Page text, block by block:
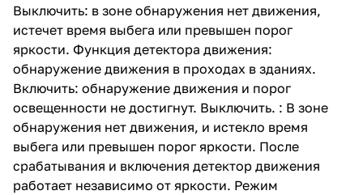
Выключить: в зоне обнаружения нет движения,
истечет время выбега или превышен порог
яркости. Функция детектора движения:
обнаружение движения в проходах в зданиях.
Включить: обнаружение движения и порог
освещенности не достигнут. Выключить. : В зоне
обнаружения нет движения, и истекло время
выбега или превышен порог яркости. После
срабатывания и включения детектор движения
работает независимо от яркости. Режим